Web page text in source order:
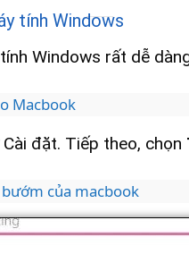
tính Windows
Windows rất dễ
Macbook
đặt. Tiếp theo, chọn
của macbook